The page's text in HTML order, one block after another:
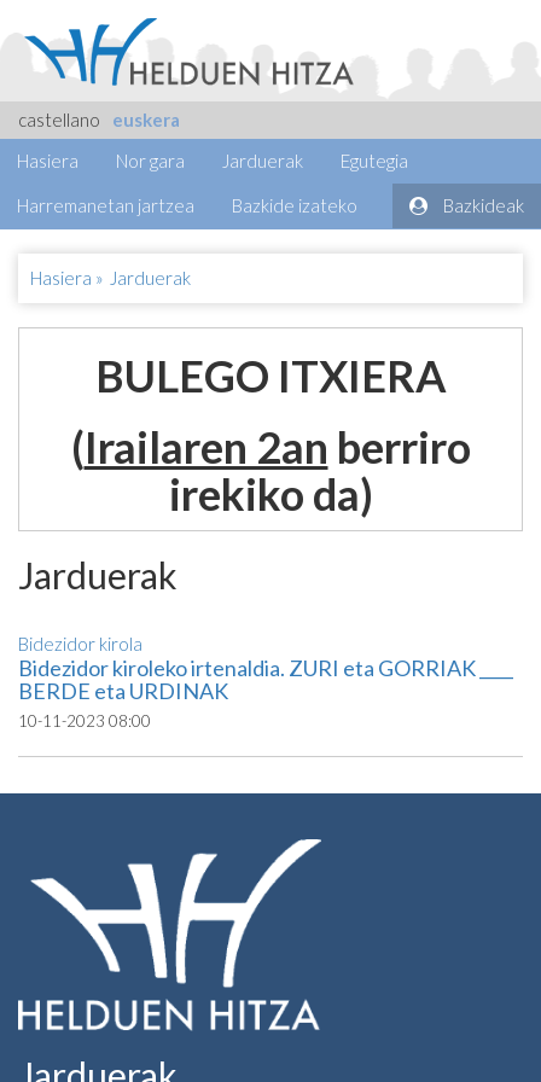
castellano
euskera
Hasiera
Nor gara Jarduerak Egutegia
Harremanetan jartzea Bazkide izateko Bazkideak
Hasiera » Jarduerak
BULEGO ITXIERA
(Irailaren 2an berriro
irekiko da)
Jarduerak
Bidezidor kirola
Bidezidor kiroleko irtenaldia. ZURI eta GORRIAK ____
BERDE eta URDINAK
10-11-2023 08:00